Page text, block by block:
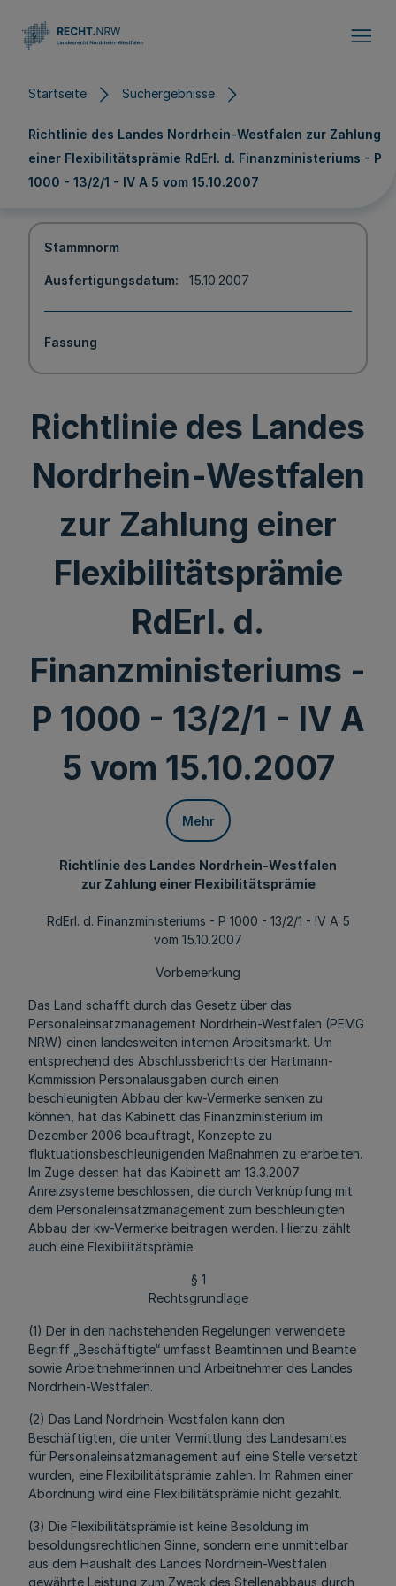
Startseite Suchergebnisse
Richtlinie des Landes Nordrhein-Westfalen zur Zahlung
einer Flexibilitätsprämie RdErl. d. Finanzministeriums - P
1000 - 13/2/1 - IV A 5 vom 15.10.2007
Stammnorm
Ausfertigungsdatum 15.10.2007
Fassung
Richtlinie des Landes
Nordrhein-Westfalen
zur Zahlung einer
Flexibilitätsprämie
RdErl. d.
Finanzministeriums -
P 1000 - 13/2/1 - IV A
5 vom 15.10.2007
Mehr
Richtlinie des Landes Nordrhein-Westfalen
zur Zahlung einer Flexibilitätsprämie
RdErl. d. Finanzministeriums - P 1000 - 13/2/1 - IV A 5
vom 15.10.2007
Vorbemerkung
Das Land schafft durch das Gesetz über das
Personaleinsatzmanagement Nordrhein-Westfalen (PEMG
NRW) einen landesweiten internen Arbeitsmarkt. Um
entsprechend des Abschlussberichts der Hartmann-
Kommission Personalausgaben durch einen
beschleunigten Abbau der kw-Vermerke senken zu
können, hat das Kabinett das Finanzministerium im
Dezember 2006 beauftragt, Konzepte zu
fluktuationsbeschleunigenden Maßnahmen zu erarbeiten.
Im Zuge dessen hat das Kabinett am 13.3.2007
Anreizsysteme beschlossen, die durch Verknüpfung mit
dem Personaleinsatzmanagement zum beschleunigten
Abbau der kw-Vermerke beitragen werden. Hierzu zählt
auch eine Flexibilitätsprämie.
§ 1
Rechtsgrundlage
(1) Der in den nachstehenden Regelungen verwendete
Begriff „Beschäftigte“ umfasst Beamtinnen und Beamte
sowie Arbeitnehmerinnen und Arbeitnehmer des Landes
Nordrhein-Westfalen.
(2) Das Land Nordrhein-Westfalen kann den
Beschäftigten, die unter Vermittlung des Landesamtes
für Personaleinsatzmanagement auf eine Stelle versetzt
wurden, eine Flexibilitätsprämie zahlen. Im Rahmen einer
Abordnung wird eine Flexibilitätsprämie nicht gezahlt.
(3) Die Flexibilitätsprämie ist keine Besoldung im
besoldungsrechtlichen Sinne, sondern eine unmittelbar
aus dem Haushalt des Landes Nordrhein-Westfalen
gewährte Leistung zum Zweck des Stellenabbaus durch